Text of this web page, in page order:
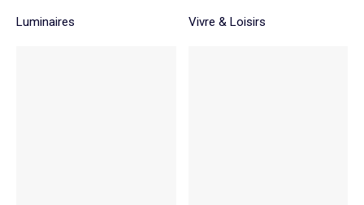
Luminaires Vivre & Loisirs